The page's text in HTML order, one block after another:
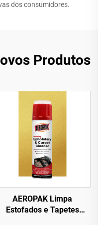
dos consumidores.
Produtos
AEROPAK Limpa
Estofados e Tapetes